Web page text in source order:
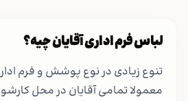
لباس فرم اداری آقایان چیه؟
تنوع زیادی در نوع پوشش و فرم
معمولا تمامی آقایان در محل